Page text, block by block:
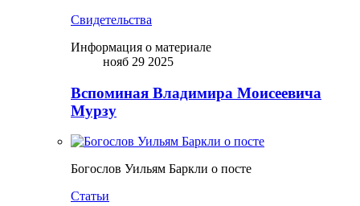
Свидетельства
Информация о материале
нояб 29 2025
Вспоминая Владимира Моисеевича
Мурзу
Богослов Уильям Баркли о посте
Статьи